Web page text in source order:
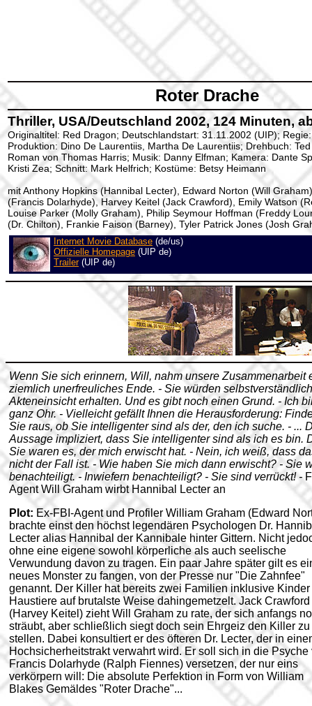
Roter Drache
Thriller, USA/Deutschland 2002, 124 Minuten,
Originaltitel: Red Dragon; Deutschlandstart: 31.11.2002 (UIP);
Produktion: Dino De Laurentiis, Martha De Laurentiis; Drehbuch:
Roman von Thomas Harris; Musik: Danny Elfman; Kamera: Dante
Kristi Zea; Schnitt: Mark Helfrich; Kostüme: Betsy Heimann
mit Anthony Hopkins (Hannibal Lecter), Edward Norton (Will
(Francis Dolarhyde), Harvey Keitel (Jack Crawford), Emily Watson
Louise Parker (Molly Graham), Philip Seymour Hoffman (Freddy
(Dr. Chilton), Frankie Faison (Barney), Tyler Patrick Jones (Josh
Internet Movie Database (de/us)
Offizielle Homepage (UIP de)
Trailer(UIP de)
Wenn Sie sich erinnern, Will, nahm unsere Zusammenarbeit
ziemlich unerfreuliches Ende. - Sie würden selbstverständlich
Akteneinsicht erhalten. Und es gibt noch einen Grund. - Ich
ganz Ohr. - Vielleicht gefällt Ihnen die Herausforderung:
Sie raus, ob Sie intelligenter sind als der, den ich suche. - ...
Aussage impliziert, dass Sie intelligenter sind als ich es bin.
Sie waren es, der mich erwischt hat. - Nein, ich weiß, dass
nicht der Fall ist. - Wie haben Sie mich dann erwischt? - Sie
benachteiligt. - Inwiefern benachteiligt? - Sie sind verrückt! -
Agent Will Graham wirbt Hannibal Lecter an
Plot: Ex-FBI-Agent und Profiler William Graham (Edward
brachte einst den höchst legendären Psychologen Dr.
Lecter alias Hannibal der Kannibale hinter Gittern. Nicht
ohne eine eigene sowohl körperliche als auch seelische
Verwundung davon zu tragen. Ein paar Jahre später gilt es
neues Monster zu fangen, von der Presse nur "Die Zahnfee"
genannt. Der Killer hat bereits zwei Familien inklusive Kinder
Haustiere auf brutalste Weise dahingemetzelt. Jack Crawford
(Harvey Keitel) zieht Will Graham zu rate, der sich anfangs
sträubt, aber schließlich siegt doch sein Ehrgeiz den Killer zu
stellen. Dabei konsultiert er des öfteren Dr. Lecter, der in
Hochsicherheitstrakt verwahrt wird. Er soll sich in die Psyche
Francis Dolarhyde (Ralph Fiennes) versetzen, der nur eins
verkörpern will: Die absolute Perfektion in Form von William
Blakes Gemäldes "Roter Drache"...